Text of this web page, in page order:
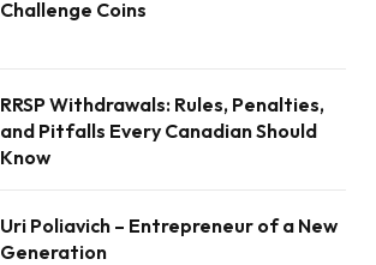
Challenge Coins
RRSP Withdrawals: Rules, Penalties,
and Pitfalls Every Canadian Should
Know
Uri Poliavich – Entrepreneur of a New
Generation